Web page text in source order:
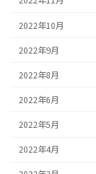
2022年10月
2022年9月
2022年8月
2022年6月
2022年5月
2022年4月